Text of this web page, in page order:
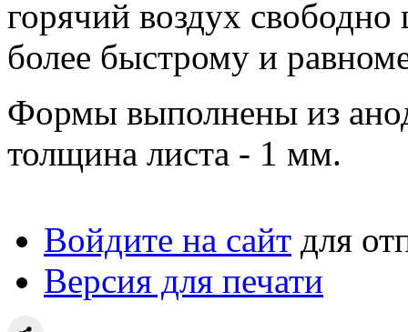
горячий воздух свободно
более быстрому и
Формы выполнены из
толщина листа - 1 мм.
Войдите на сайт для
Версия для печати